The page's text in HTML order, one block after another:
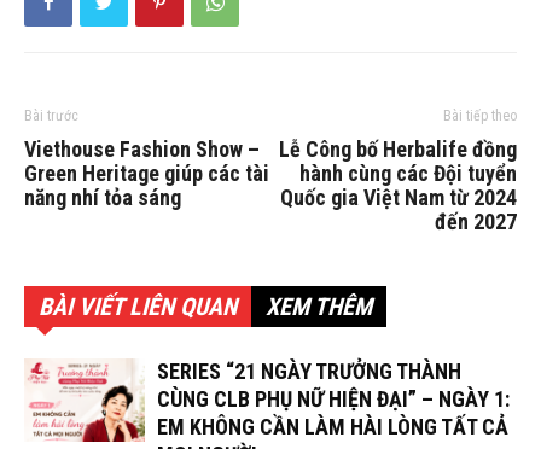
Bài trước
Viethouse Fashion Show –
Green Heritage giúp các tài
năng nhí tỏa sáng
Bài tiếp theo
Lễ Công bố Herbalife đồng
hành cùng các Đội tuyển
Quốc gia Việt Nam từ 2024
đến 2027
BÀI VIẾT LIÊN QUAN XEM THÊM
SERIES “21 NGÀY TRƯỞNG THÀNH
CÙNG CLB PHỤ NỮ HIỆN ĐẠI” – NGÀY 1:
EM KHÔNG CẦN LÀM HÀI LÒNG TẤT CẢ